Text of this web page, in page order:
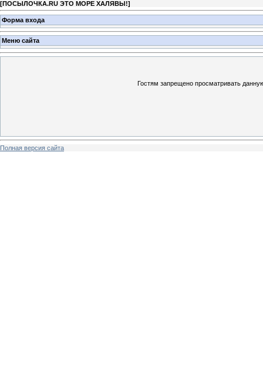
[ПОСЫЛОЧКА.RU ЭТО МОРЕ ХАЛЯВЫ!]
Форма входа
Меню сайта
Гостям запрещено просматривать
Полная версия сайта